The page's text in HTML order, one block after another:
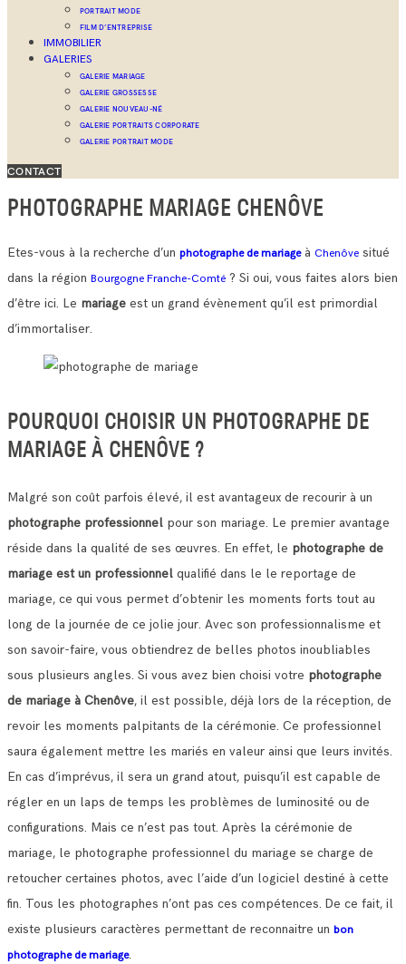
PORTRAIT MODE
FILM D’ENTREPRISE
IMMOBILIER
GALERIES
GALERIE MARIAGE
GALERIE GROSSESSE
GALERIE NOUVEAU-NÉ
GALERIE PORTRAITS CORPORATE
GALERIE PORTRAIT MODE
CONTACT
PHOTOGRAPHE MARIAGE CHENÔVE
Etes-vous à la recherche d’un photographe de mariageà Chenôve situé
dans la région Bourgogne Franche-Comté ? Si oui, vous faites alors bien
d’être ici. Le mariage est un grand évènement qu’il est primordial
d’immortaliser.
POURQUOI CHOISIR UN PHOTOGRAPHE DE
MARIAGE À CHENÔVE ?
Malgré son coût parfois élevé, il est avantageux de recourir à un
photographe professionnel pour son mariage. Le premier avantage
réside dans la qualité de ses œuvres. En effet, le photographe de
mariage est un professionnel qualifié dans le le reportage de
mariage, ce qui vous permet d’obtenir les moments forts tout au
long de la journée de ce jolie jour. Avec son professionnalisme et
son savoir-faire, vous obtiendrez de belles photos inoubliables
sous plusieurs angles. Si vous avez bien choisi votre photographe
de mariage à Chenôve, il est possible, déjà lors de la réception, de
revoir les moments palpitants de la cérémonie. Ce professionnel
saura également mettre les mariés en valeur ainsi que leurs invités.
En cas d’imprévus, il sera un grand atout, puisqu’il est capable de
régler en un laps de temps les problèmes de luminosité ou de
configurations. Mais ce n’est pas tout. Après la cérémonie de
mariage, le photographe professionnel du mariage se charge de
retoucher certaines photos, avec l’aide d’un logiciel destiné à cette
fin. Tous les photographes n’ont pas ces compétences. De ce fait, il
existe plusieurs caractères permettant de reconnaitre un bon
photographe de mariage.